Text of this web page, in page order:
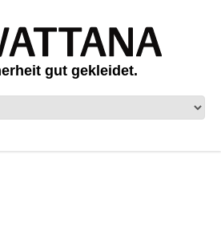
gut gekleidet.